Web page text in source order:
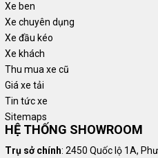
Xe ben
Xe chuyên dụng
Xe đầu kéo
Xe khách
Thu mua xe cũ
Giá xe tải
Tin tức xe
Sitemaps
HỆ THỐNG SHOWROOM
Trụ sở chính: 2450 Quốc lộ 1A,